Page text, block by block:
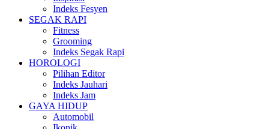
Indeks Fesyen
SEGAK RAPI
Fitness
Grooming
Indeks Segak Rapi
HOROLOGI
Pilihan Editor
Indeks Jauhari
Indeks Jam
GAYA HIDUP
Automobil